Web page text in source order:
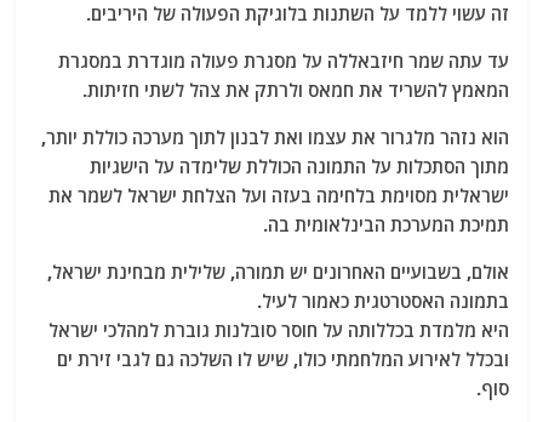
זה עשוי ללמד על השתנות בלוגיקת הפעולה של היריבים.
עד עתה שמר חיזבאללה על מסגרת פעולה מוגדרת במסגרת
המאמץ להשריד את חמאס ולרתק את צהל לשתי חזיתות.
הוא נזהר מלגרור את עצמו ואת לבנון לתוך מערכה כוללת יותר,
מתוך הסתכלות על התמונה הכוללת שלימדה על הישגיות
ישראלית מסוימת בלחימה בעזה ועל הצלחת ישראל לשמר את
תמיכת המערכת הבינלאומית בה.
אולם, בשבועיים האחרונים יש תמורה, שלילית מבחינת ישראל,
בתמונה האסטרטגית כאמור לעיל.
היא מלמדת בכללותה על חוסר סובלנות גוברת למהלכי ישראל
ובכלל לאירוע המלחמתי כולו, שיש לו השלכה גם לגבי זירת ים
סוף.